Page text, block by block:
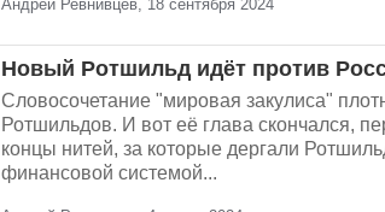
Андрей Ревнивцев, 18 сентября 2024
Новый Ротшильд идёт против
Словосочетание "мировая закулиса"
Ротшильдов. И вот её глава скончался,
концы нитей, за которые дергали
финансовой системой...